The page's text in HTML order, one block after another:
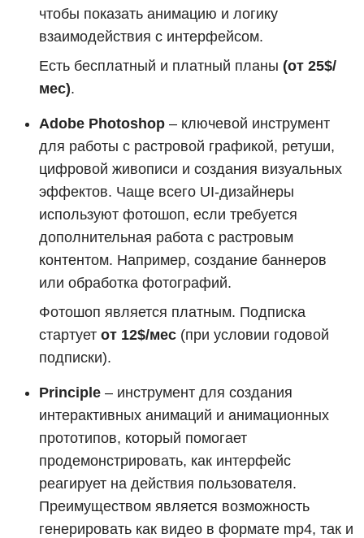
чтобы показать анимацию и логику
взаимодействия с интерфейсом.
Есть бесплатный и платный планы (от 25$/
мес).
Adobe Photoshop – ключевой инструмент
для работы с растровой графикой, ретуши,
цифровой живописи и создания визуальных
эффектов. Чаще всего UI-дизайнеры
используют фотошоп, если требуется
дополнительная работа с растровым
контентом. Например, создание баннеров
или обработка фотографий.
Фотошоп является платным. Подписка
стартует от 12$/мес (при условии годовой
подписки).
Principle – инструмент для создания
интерактивных анимаций и анимационных
прототипов, который помогает
продемонстрировать, как интерфейс
реагирует на действия пользователя.
Преимуществом является возможность
генерировать как видео в формате mp4, так и